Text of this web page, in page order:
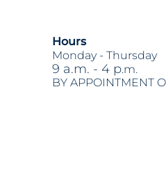
Hours
Monday - Thursday
9 a.m. - 4 p.m.
BY APPOINTMENT